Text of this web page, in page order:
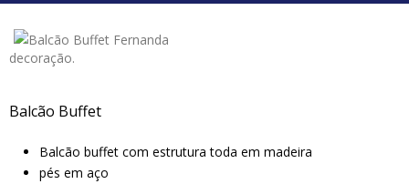
Balcão Buffet
Balcão buffet com estrutura toda em madeira
pés em aço